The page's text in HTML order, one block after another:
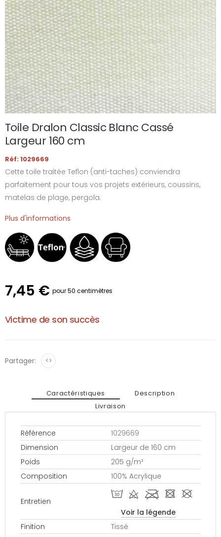
Toile Dralon Classic Blanc Cassé
Largeur 160 cm
Réf: 1029669
Cette toile traitée Teflon (anti-taches) conviendra
parfaitement pour tous vos projets extérieurs, coussins,
matelas de plage, pergola.
Plus d'informations
7,45 € pour 50 centimètres
Victime de son succès
Partager: <>
Caractéristiques
Description
Livraison
Référence
1029669
Dimension
Largeur de 160 cm
Poids
205 g/m²
Composition
100% Acrylique
Entretien
T d l - #
Voir la légende
Finition
Tissé